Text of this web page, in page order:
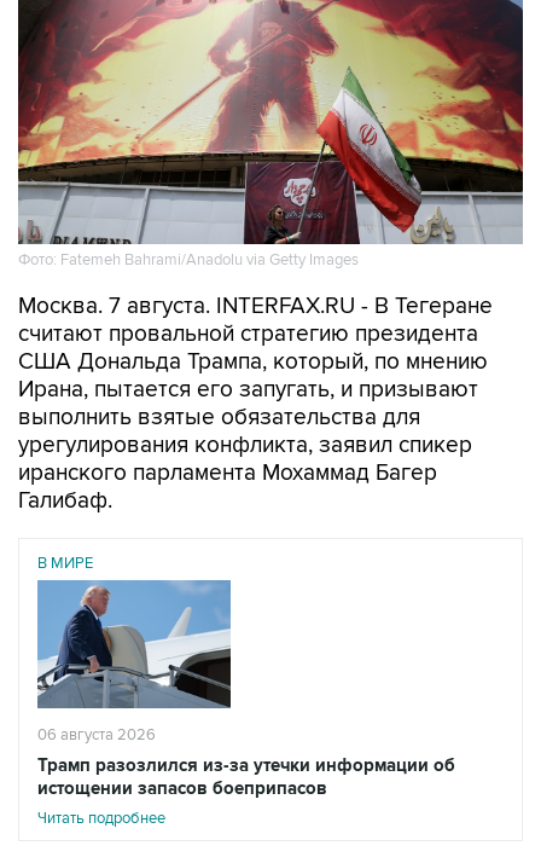
Фото: Fatemeh Bahrami/Anadolu via Getty Images
Москва. 7 августа. INTERFAX.RU - В Тегеране
считают провальной стратегию президента
США Дональда Трампа, который, по мнению
Ирана, пытается его запугать, и призывают
выполнить взятые обязательства для
урегулирования конфликта, заявил спикер
иранского парламента Мохаммад Багер
Галибаф.
В МИРЕ
06 августа 2026
Трамп разозлился из-за утечки информации об
истощении запасов боеприпасов
Читать подробнее